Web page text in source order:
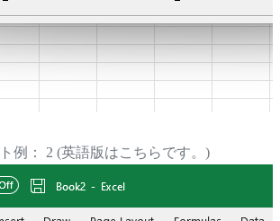
例： 2 (英語版はこちらです。)